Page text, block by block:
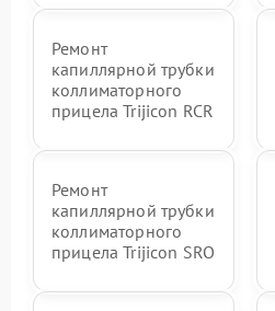
Ремонт
капиллярной трубки
коллиматорного
прицела Trijicon RCR
Ремонт
капиллярной трубки
коллиматорного
прицела Trijicon SRO